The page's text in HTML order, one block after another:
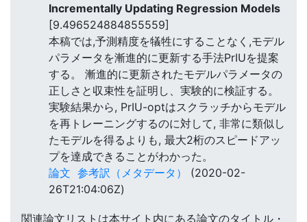
Incrementally Updating Regression Models
[9.496524884855559]
本稿では,予測精度を犠牲にすることなく,モデル
パラメータを漸進的に更新する手法PrIUを提案
する。 漸進的に更新されたモデルパラメータの
正しさと収束性を証明し、実験的に検証する。
実験結果から, PrIU-optはスクラッチからモデル
を再トレーニングするのに対して, 非常に類似し
たモデルを得るよりも, 最大2桁のスピードアッ
プを達成できることがわかった。
論文 参考訳（メタデータ）
(2020-02-
26T21:04:06Z)
関連論文リストは本サイト内にある論文のタイトル・